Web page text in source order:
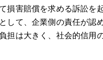
害賠償を求める訴訟を
して、企業側の責任が認
は大きく、社会的信用